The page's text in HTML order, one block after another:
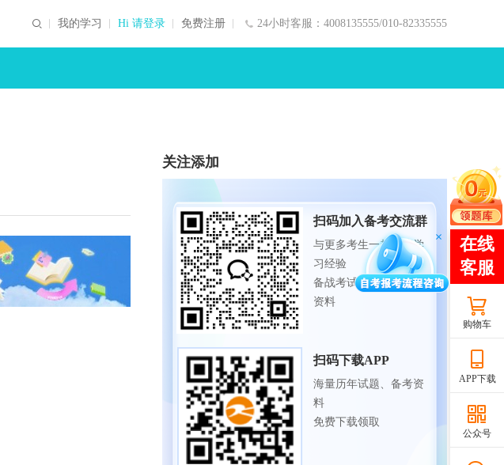
24小时客服：4008135555/010-82335555
我的学习 Hi 请登录 免费注册
关注添加
扫码加入备考交流群
与更多考生一起交流学
习经验
备战考试，获取试题及
资料
扫码下载APP
海量历年试题、备考资
料
免费下载领取
购物车
APP下载
公众号